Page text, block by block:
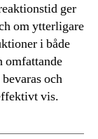
ger
om ytterligare
i både
omfattande
och
vis.